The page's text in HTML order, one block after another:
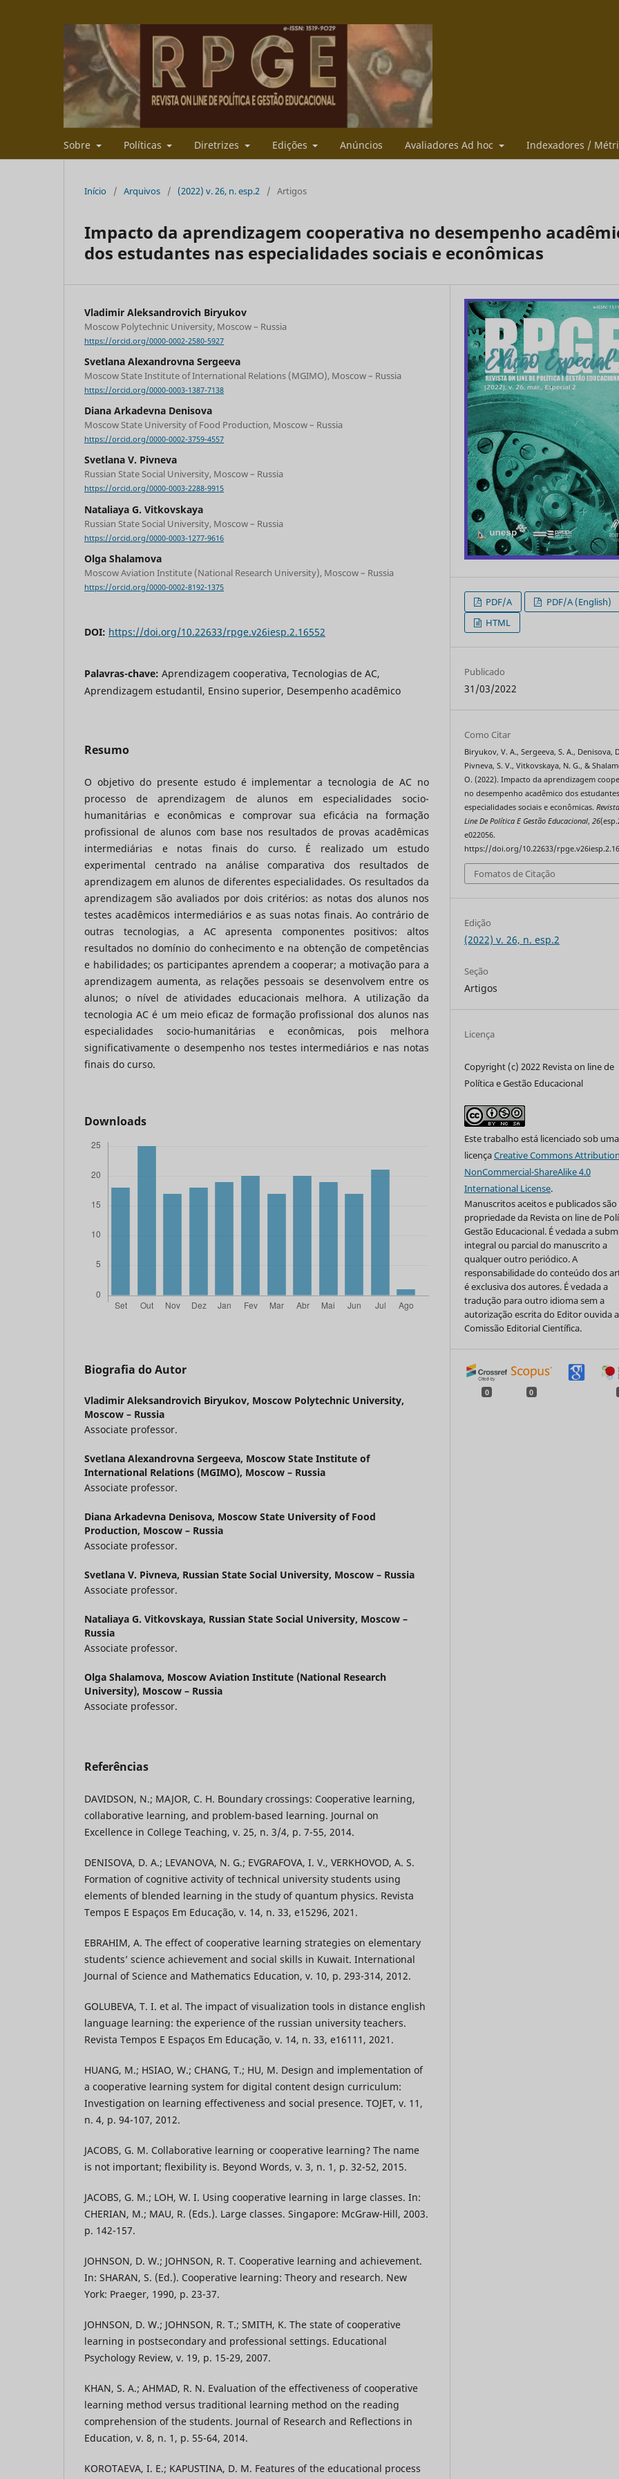
Sobre Políticas Diretrizes Edições Anúncios Avaliadores Ad hoc Indexadores /
Início / Arquivos / (2022) v. 26, n. esp.2 / Artigos
Impacto da aprendizagem cooperativa no desempenho
dos estudantes nas especialidades sociais e econômicas
Vladimir Aleksandrovich Biryukov
Moscow Polytechnic University, Moscow – Russia
https://orcid.org/0000-0002-2580-5927
Svetlana Alexandrovna Sergeeva
Moscow State Institute of International Relations (MGIMO), Moscow – Russia
https://orcid.org/0000-0003-1387-7138
Diana Arkadevna Denisova
Moscow State University of Food Production, Moscow – Russia
https://orcid.org/0000-0002-3759-4557
Svetlana V. Pivneva
Russian State Social University, Moscow – Russia
https://orcid.org/0000-0003-2288-9915
Nataliaya G. Vitkovskaya
Russian State Social University, Moscow – Russia
https://orcid.org/0000-0003-1277-9616
Olga Shalamova
Moscow Aviation Institute (National Research University), Moscow – Russia
https://orcid.org/0000-0002-8192-1375
DOI: https://doi.org/10.22633/rpge.v26iesp.2.16552
Palavras-chave: Aprendizagem cooperativa, Tecnologias de AC,
Aprendizagem estudantil, Ensino superior, Desempenho acadêmico
Resumo
O objetivo do presente estudo é implementar a tecnologia de AC no
processo de aprendizagem de alunos em especialidades socio-
humanitárias e econômicas e comprovar sua eficácia na formação
profissional de alunos com base nos resultados de provas acadêmicas
intermediárias e notas finais do curso. É realizado um estudo
experimental centrado na análise comparativa dos resultados de
aprendizagem em alunos de diferentes especialidades. Os resultados da
aprendizagem são avaliados por dois critérios: as notas dos alunos nos
testes acadêmicos intermediários e as suas notas finais. Ao contrário de
outras tecnologias, a AC apresenta componentes positivos: altos
resultados no domínio do conhecimento e na obtenção de competências
e habilidades; os participantes aprendem a cooperar; a motivação para a
aprendizagem aumenta, as relações pessoais se desenvolvem entre os
alunos; o nível de atividades educacionais melhora. A utilização da
tecnologia AC é um meio eficaz de formação profissional dos alunos nas
especialidades socio-humanitárias e econômicas, pois melhora
significativamente o desempenho nos testes intermediários e nas notas
finais do curso.
Downloads
Biografia do Autor
Vladimir Aleksandrovich Biryukov, Moscow Polytechnic University,
Moscow – Russia
Associate professor.
Svetlana Alexandrovna Sergeeva, Moscow State Institute of
International Relations (MGIMO), Moscow – Russia
Associate professor.
Diana Arkadevna Denisova, Moscow State University of Food
Production, Moscow – Russia
Associate professor.
Svetlana V. Pivneva, Russian State Social University, Moscow – Russia
Associate professor.
Nataliaya G. Vitkovskaya, Russian State Social University, Moscow –
Russia
Associate professor.
Olga Shalamova, Moscow Aviation Institute (National Research
University), Moscow – Russia
Associate professor.
Referências
DAVIDSON, N.; MAJOR, C. H. Boundary crossings: Cooperative learning,
collaborative learning, and problem-based learning. Journal on
Excellence in College Teaching, v. 25, n. 3/4, p. 7-55, 2014.
DENISOVA, D. A.; LEVANOVA, N. G.; EVGRAFOVA, I. V., VERKHOVOD, A. S.
Formation of cognitive activity of technical university students using
elements of blended learning in the study of quantum physics. Revista
Tempos E Espaços Em Educação, v. 14, n. 33, e15296, 2021.
EBRAHIM, A. The effect of cooperative learning strategies on elementary
students’ science achievement and social skills in Kuwait. International
Journal of Science and Mathematics Education, v. 10, p. 293-314, 2012.
GOLUBEVA, T. I. et al. The impact of visualization tools in distance english
language learning: the experience of the russian university teachers.
Revista Tempos E Espaços Em Educação, v. 14, n. 33, e16111, 2021.
HUANG, M.; HSIAO, W.; CHANG, T.; HU, M. Design and implementation of
a cooperative learning system for digital content design curriculum:
Investigation on learning effectiveness and social presence. TOJET, v. 11,
n. 4, p. 94-107, 2012.
JACOBS, G. M. Collaborative learning or cooperative learning? The name
is not important; flexibility is. Beyond Words, v. 3, n. 1, p. 32-52, 2015.
JACOBS, G. M.; LOH, W. I. Using cooperative learning in large classes. In:
CHERIAN, M.; MAU, R. (Eds.). Large classes. Singapore: McGraw-Hill, 2003.
p. 142-157.
JOHNSON, D. W.; JOHNSON, R. T. Cooperative learning and achievement.
In: SHARAN, S. (Ed.). Cooperative learning: Theory and research. New
York: Praeger, 1990, p. 23-37.
JOHNSON, D. W.; JOHNSON, R. T.; SMITH, K. The state of cooperative
learning in postsecondary and professional settings. Educational
Psychology Review, v. 19, p. 15-29, 2007.
KHAN, S. A.; AHMAD, R. N. Evaluation of the effectiveness of cooperative
learning method versus traditional learning method on the reading
comprehension of the students. Journal of Research and Reflections in
Education, v. 8, n. 1, p. 55-64, 2014.
KOROTAEVA, I. E.; KAPUSTINA, D. M. Features of the educational process
PDF/A
PDF/A (English)
HTML
Publicado
31/03/2022
Como Citar
Biryukov, V. A., Sergeeva, S. A., Denisova,
Pivneva, S. V., Vitkovskaya, N. G., &
O. (2022). Impacto da aprendizagem
no desempenho acadêmico dos
especialidades sociais e econômicas.
Line De Política E Gestão Educacional,26
e022056.
https://doi.org/10.22633/
Fomatos de Citação
Edição
(2022) v. 26, n. esp.2
Seção
Artigos
Licença
Copyright (c) 2022 Revista on line de
Política e Gestão Educacional
Este trabalho está licenciado sob uma
licençaCreative Commons
NonCommercial-ShareAlike 4.0
International License.
Manuscritos aceitos e publicados são
propriedade da Revista on line de
Gestão Educacional. É vedada a
integral ou parcial do manuscrito a
qualquer outro periódico. A
responsabilidade do conteúdo dos
é exclusiva dos autores. É vedada a
tradução para outro idioma sem a
autorização escrita do Editor ouvida a
Comissão Editorial Científica.
0 0